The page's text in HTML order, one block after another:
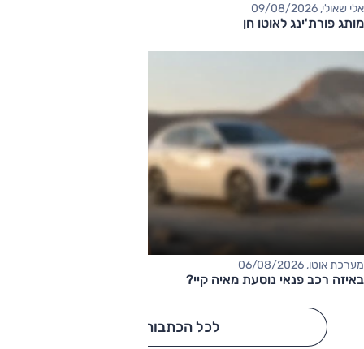
אלי שאולי, 09/08/2026
מותג פורת'ינג לאוטו חן
מערכת אוטו, 06/08/2026
באיזה רכב פנאי נוסעת מאיה קיי?
לכל הכתבות